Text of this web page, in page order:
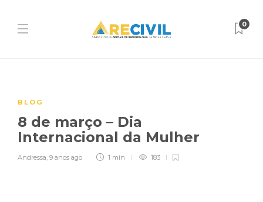
0
BLOG
8 de março – Dia
Internacional da Mulher
Andressa, 9 anos ago 1 min 183